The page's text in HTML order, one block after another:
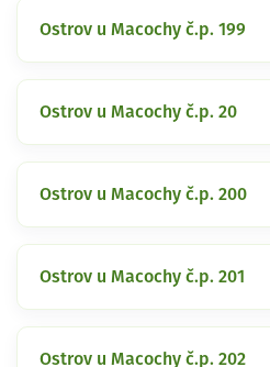
Ostrov u Macochy č.p. 199
Ostrov u Macochy č.p. 20
Ostrov u Macochy č.p. 200
Ostrov u Macochy č.p. 201
Ostrov u Macochy č.p. 202